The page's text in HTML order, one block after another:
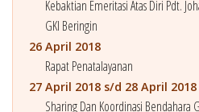
Kebaktian Emeritasi Atas Diri Pdt.
GKI Beringin
26 April 2018
Rapat Penatalayanan
27 April 2018 s/d 28 April 2018
Sharing Dan Koordinasi Bendahara